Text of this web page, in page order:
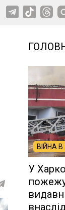
ВІЙНА В
У